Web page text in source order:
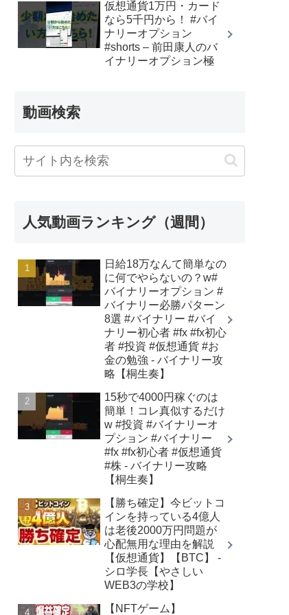
仮想通貨1万円・カード
なら5千円から！ #バイ
ナリーオプション
#shorts – 前田康人のバ
イナリーオプション極
動画検索
人気動画ランキング（週間）
日給18万なんて簡単なの
に何でやらないの？w#
バイナリーオプション #
バイナリー必勝パターン
8選 #バイナリー #バイ
ナリー初心者 #fx #fx初心
者 #投資 #仮想通貨 #お
金の勉強 - バイナリー攻
略【桐生奏】
15秒で4000円稼ぐのは
簡単！コレ真似するだけ
w #投資 #バイナリーオ
プション #バイナリー
#fx #fx初心者 #仮想通貨
#株 - バイナリー攻略
【桐生奏】
【勝ち確定】今ビットコ
インを持っている4億人
は老後2000万円問題が
心配無用な理由を解説
【仮想通貨】【BTC】 -
シロ学長【やさしい
WEB3の学校】
【NFTゲーム】